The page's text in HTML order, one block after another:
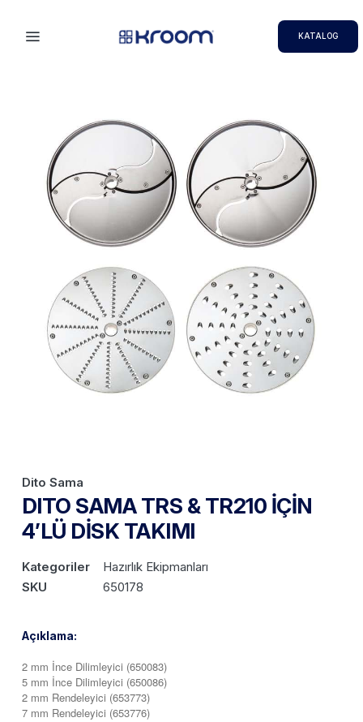
KATALOG
Dito Sama
DITO SAMA TRS & TR210 İÇİN
4’LÜ DİSK TAKIMI
Kategoriler
Hazırlık Ekipmanları
SKU
650178
Açıklama:
2 mm İnce Dilimleyici (650083)
5 mm İnce Dilimleyici (650086)
2 mm Rendeleyici (653773)
7 mm Rendeleyici (653776)